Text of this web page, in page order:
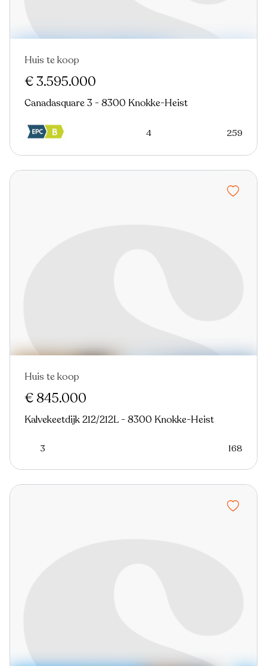
Nieuw
Huis te koop
€ 3.595.000
Canadasquare 3 - 8300 Knokke-Heist
4 259
Nieuw
Huis te koop
€ 845.000
Kalvekeetdijk 212/212L - 8300 Knokke-Heist
3 168